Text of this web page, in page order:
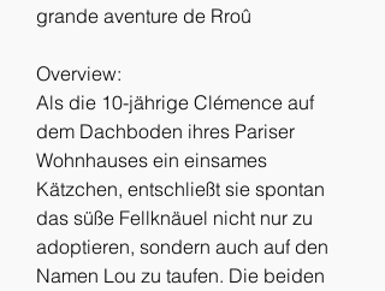
grande aventure de Rroû
Overview:
Als die 10-jährige Clémence auf
dem Dachboden ihres Pariser
Wohnhauses ein einsames
Kätzchen, entschließt sie spontan
das süße Fellknäuel nicht nur zu
adoptieren, sondern auch auf den
Namen Lou zu taufen. Die beiden